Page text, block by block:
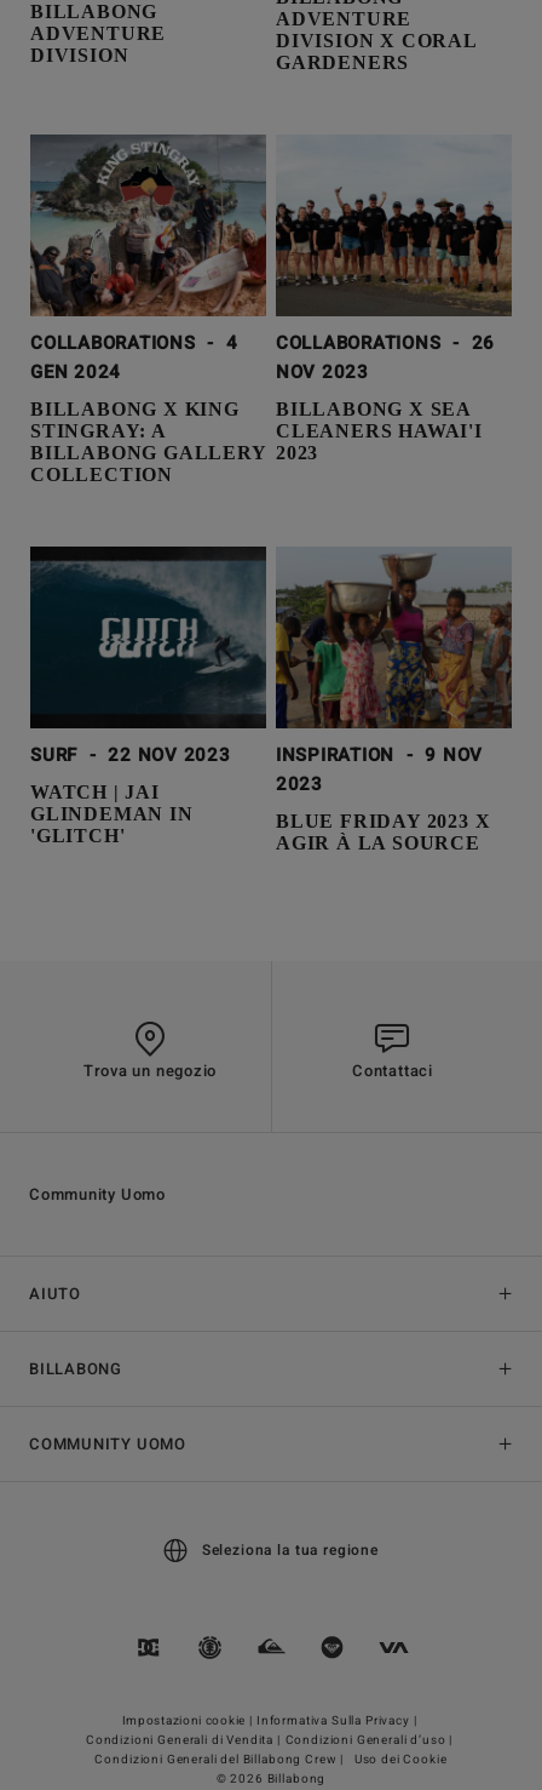
BILLABONG
ADVENTURE
DIVISION
ADVENTURE
DIVISION X CORAL
GARDENERS
COLLABORATIONS - 4
GEN 2024
BILLABONG X KING
STINGRAY: A
BILLABONG GALLERY
COLLECTION
COLLABORATIONS - 26
NOV 2023
BILLABONG X SEA
CLEANERS HAWAI'I
2023
SURF - 22 NOV 2023
WATCH | JAI
GLINDEMAN IN
'GLITCH'
INSPIRATION - 9 NOV
2023
BLUE FRIDAY 2023 X
AGIR À LA SOURCE
Trova un negozio Contattaci
AIUTO
BILLABONG
Community Uomo
COMMUNITY UOMO
Seleziona la tua regione
Impostazioni cookie | Informativa Sulla Privacy |
Condizioni Generali di Vendita | Condizioni Generali d’uso |
Condizioni Generali del Billabong Crew |
Uso dei Cookie
© 2026 Billabong